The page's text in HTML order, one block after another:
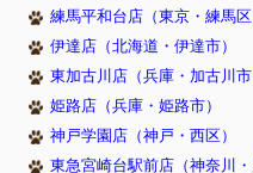
練馬平和台店（東京・練馬区
伊達店（北海道・伊達市）
東加古川店（兵庫・加古川市
姫路店（兵庫・姫路市）
神戸学園店（神戸・西区）
東急宮崎台駅前店（神奈川・